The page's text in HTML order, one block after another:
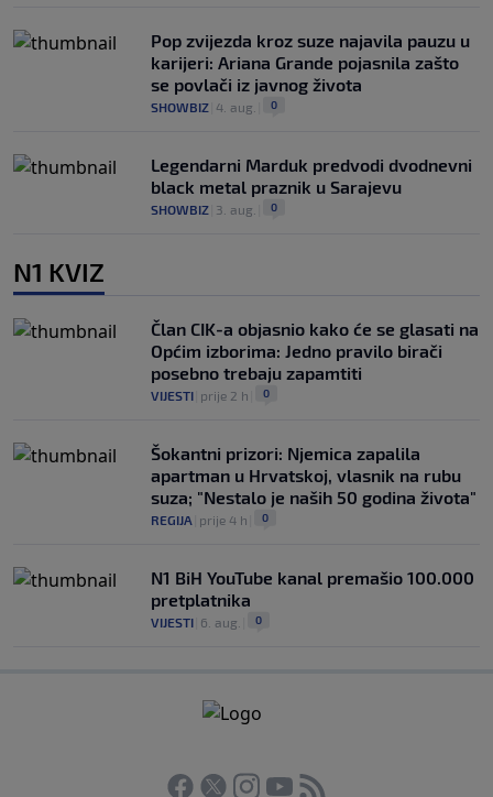
Pop zvijezda kroz suze najavila pauzu u
karijeri: Ariana Grande pojasnila zašto
se povlači iz javnog života
SHOWBIZ 4. aug. 0
Legendarni Marduk predvodi dvodnevni
black metal praznik u Sarajevu
SHOWBIZ 3. aug. 0
N1 KVIZ
Član CIK-a objasnio kako će se glasati na
Općim izborima: Jedno pravilo birači
posebno trebaju zapamtiti
VIJESTI prije 2 h 0
Šokantni prizori: Njemica zapalila
apartman u Hrvatskoj, vlasnik na rubu
suza; "Nestalo je naših 50 godina života"
REGIJA prije 4 h 0
N1 BiH YouTube kanal premašio 100.000
pretplatnika
VIJESTI 6. aug. 0